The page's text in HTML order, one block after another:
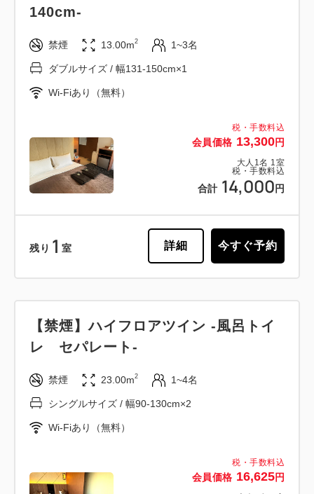
税・手数料込
会員価格 13,300円
大人 1名 1室
税・手数料込
合計 14,000 円
140cm-
禁煙 13.00m2 1~3名
ダブルサイズ / 幅131-150cm×1
Wi-Fiあり（無料）
残り 1 室 詳細 今すぐ予約
税・手数料込
会員価格 16,625円
【禁煙】ハイフロアツイン -風呂トイ
レ セパレート-
禁煙 23.00m2 1~4名
シングルサイズ / 幅90-130cm×2
Wi-Fiあり（無料）